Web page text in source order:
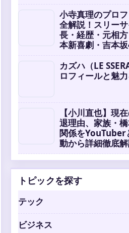
小寺真理のプロ
全解説！スリー
長・経歴・元相
本新喜劇・吉本
カズハ（LE
ロフィールと魅
【小川直也】現
退理由、家族・
関係をYouTuber
動から詳細徹底
トピックを探す
テック
ビジネス